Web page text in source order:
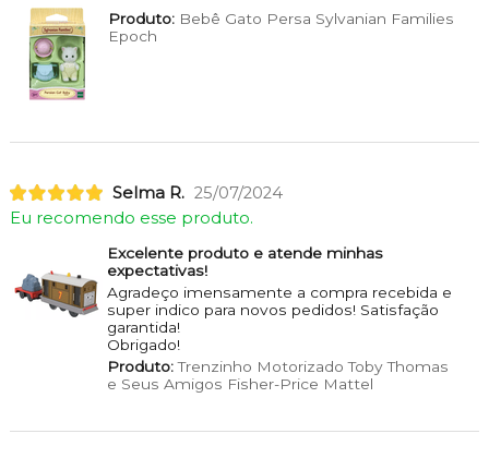
Produto:Bebê Gato Persa Sylvanian Families
Epoch
Selma R. 25/07/2024
Eu recomendo esse produto.
Excelente produto e atende minhas
expectativas!
Agradeço imensamente a compra recebida e
super indico para novos pedidos! Satisfação
garantida!
Obrigado!
Produto:Trenzinho Motorizado Toby Thomas
e Seus Amigos Fisher-Price Mattel